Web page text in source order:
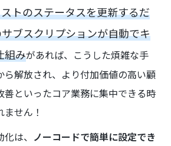
トのステータスを更新するだ
ブスクリプションが自動でキ
組みがあれば、こうした煩雑な手
ら解放され、より付加価値の高い顧
善といったコア業務に集中できる時
せん！
は、 ノーコードで簡単に設定でき